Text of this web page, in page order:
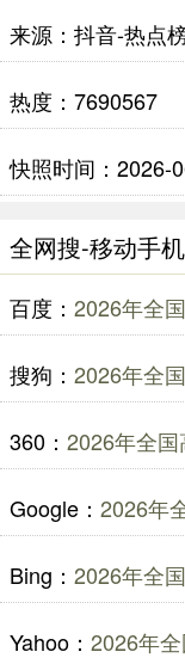
来源：抖音-热点
热度：7690567
快照时间：2026-
全网搜-移动手
百度： 2026年全
搜狗： 2026年全
360： 2026年全
Google： 2026年
Bing： 2026年全
Yahoo： 2026年